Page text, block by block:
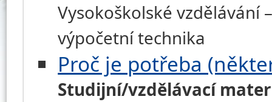
Vysokoškolské
výpočetní technika
Proč je potřeba
Studijní/vzdělávací